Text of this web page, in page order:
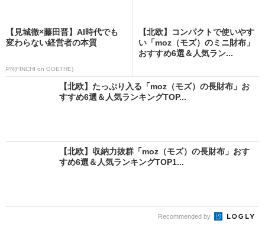
【見城徹×藤田晋】AI時代でも
変わらない経営者の本質
PR(FINCHI on GOETHE)
【北欧】コンパクトで使いやす
い「moz（モズ）のミニ財布」
おすすめ6選＆人気ラン...
【北欧】たっぷり入る「moz（モズ）の長財布」お
すすめ6選＆人気ランキングTOP...
【北欧】収納力抜群「moz（モズ）の長財布」おす
すめ6選＆人気ランキングTOP1...
Recommended by